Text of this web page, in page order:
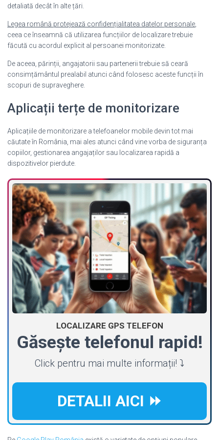
detaliată decât în alte țări.
Legea română protejează confidențialitatea datelor personale,
ceea ce înseamnă că utilizarea funcțiilor de localizare trebuie
făcută cu acordul explicit al persoanei monitorizate.
De aceea, părinții, angajatorii sau partenerii trebuie să ceară
consimțământul prealabil atunci când folosesc aceste funcții în
scopuri de supraveghere.
Aplicații terțe de monitorizare
Aplicațiile de monitorizare a telefoanelor mobile devin tot mai
căutate în România, mai ales atunci când vine vorba de siguranța
copiilor, gestionarea angajaților sau localizarea rapidă a
dispozitivelor pierdute.
LOCALIZARE GPS TELEFON
Găsește telefonul rapid!
Click pentru mai multe informații! ⤵️
DETALII AICI ⏩